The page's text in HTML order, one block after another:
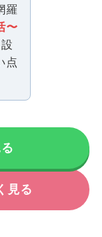
羅
〜
設
点
見る